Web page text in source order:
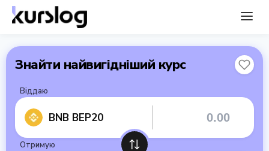
Знайти найвигідніший курс
Віддаю
BNB BEP20
Отримую